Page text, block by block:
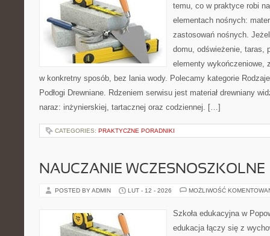
temu, co w praktyce robi
elementach nośnych:
zastosowań nośnych.
domu, odświeżenie, taras,
elementy wykończeniowe,
w konkretny sposób, bez lania wody. Polecamy kategorie
Podłogi Drewniane. Rdzeniem serwisu jest materiał drewniany
naraz: inżynierskiej, tartacznej oraz codziennej. […]
CATEGORIES: PRAKTYCZNE PORADNIKI
NAUCZANIE WCZESNOSZKOLNE
POSTED BY ADMIN LUT - 12 - 2026 MOŻLIWOŚĆ
Szkoła edukacyjna w
edukacja łączy się z